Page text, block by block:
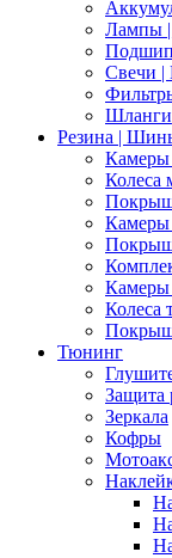
Лампы
Свечи |
Шланги
Резина |
Камеры
Колеса
Камеры
Камеры
Колеса
Тюнинг
Защита
Зеркала
Кофры